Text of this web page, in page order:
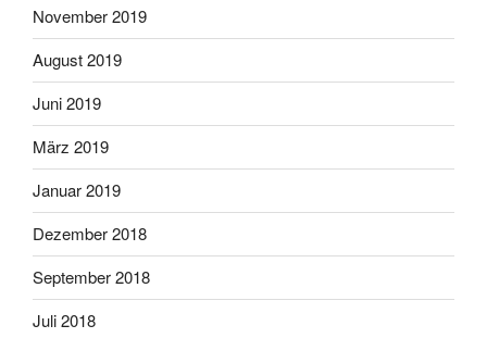
November 2019
August 2019
Juni 2019
März 2019
Januar 2019
Dezember 2018
September 2018
Juli 2018